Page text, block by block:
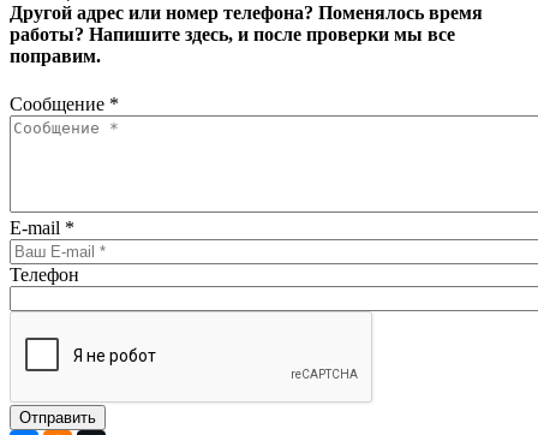
Другой адрес или номер телефона? Поменялось время
работы? Напишите здесь, и после проверки мы все
поправим.
Сообщение *
E-mail *
Телефон